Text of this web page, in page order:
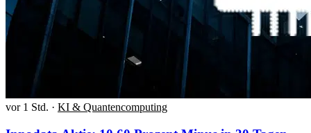
vor 1 Std. · KI & Quantencomputing